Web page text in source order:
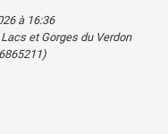
à 16:36
et Gorges du Verdon
6865211)